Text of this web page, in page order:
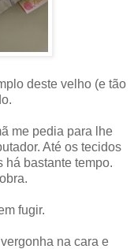
deste velho (e tão
me pedia para lhe
Até os tecidos
há bastante tempo.
fugir.
na cara e